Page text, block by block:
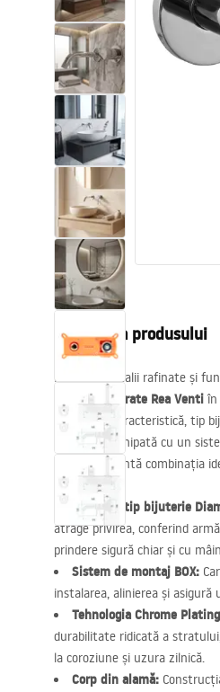
Lavoare
Cazi cu paravane
Baterii sanitare
Dusuri
Bucatarie
Accesorii și mobilier
Descrierea produsului
Mizați pe detalii rafinate și
lavoar încastrate Rea Venti în
moletarea caracteristică, tip
prestigios. Echipată cu un
Venti reprezintă combinația
Moletare tip bijuterie
atrage privirea, conferind
prindere sigură chiar și cu
Sistem de montaj BOX:
instalarea, alinierea și
Tehnologia Chrome
durabilitate ridicată a
la coroziune și uzura zilnică.
Corp din alamă: